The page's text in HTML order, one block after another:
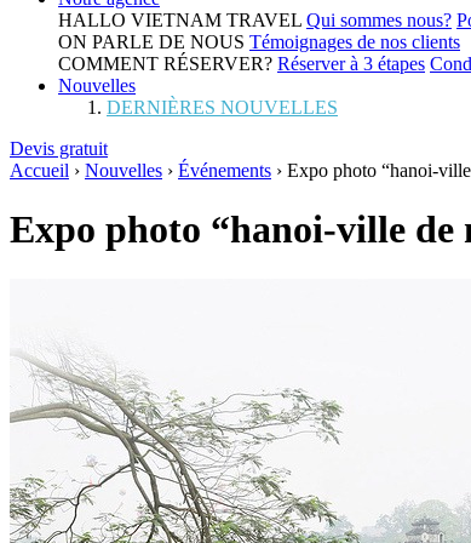
HALLO VIETNAM TRAVEL Qui sommes nous?
ON PARLE DE NOUS Témoignages de nos clients
COMMENT RÉSERVER? Réserver à 3 étapes
Nouvelles
DERNIÈRES NOUVELLES
Devis gratuit
Accueil › Nouvelles › Événements › Expo photo “hanoi-
Expo photo “hanoi-ville de